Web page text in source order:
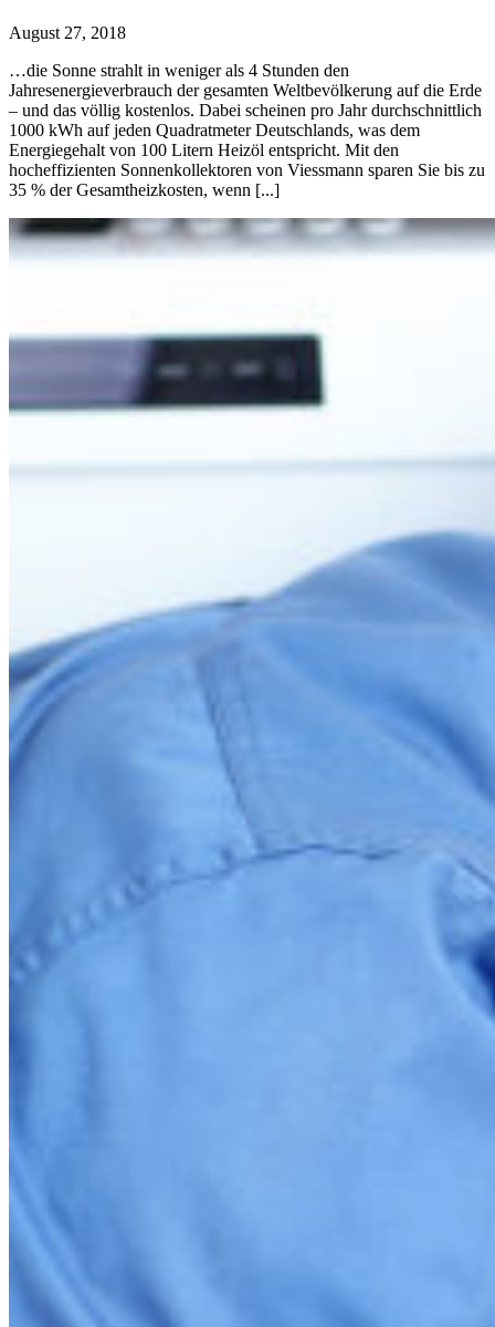
August 27, 2018
…die Sonne strahlt in weniger als 4 Stunden den
Jahresenergieverbrauch der gesamten Weltbevölkerung auf die Erde
– und das völlig kostenlos. Dabei scheinen pro Jahr durchschnittlich
1000 kWh auf jeden Quadratmeter Deutschlands, was dem
Energiegehalt von 100 Litern Heizöl entspricht. Mit den
hocheffizienten Sonnenkollektoren von Viessmann sparen Sie bis zu
35 % der Gesamtheizkosten, wenn [...]